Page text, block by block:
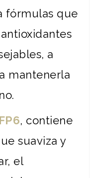
fórmulas que
a
mantenerla
, contiene
suaviza y
el